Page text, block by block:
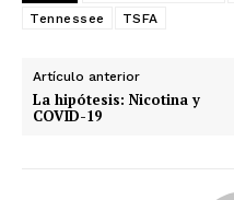
Tennessee
TSFA
Artículo anterior
La hipótesis: Nicotina y
COVID-19